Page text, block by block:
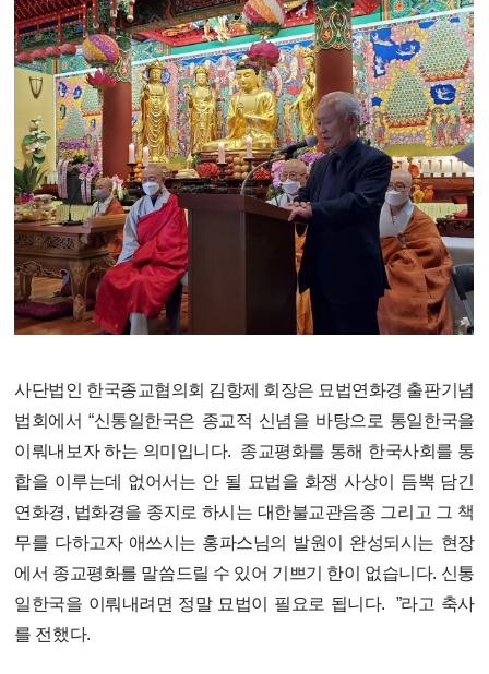
사단법인 한국종교협의회 김항제 회장은 묘법연화경 출판기념
법회에서 “신통일한국은 종교적 신념을 바탕으로 통일한국을
이뤄내보자 하는 의미입니다. 종교평화를 통해 한국사회를 통
합을 이루는데 없어서는 안 될 묘법을 화쟁 사상이 듬뿍 담긴
연화경, 법화경을 종지로 하시는 대한불교관음종 그리고 그 책
무를 다하고자 애쓰시는 홍파스님의 발원이 완성되시는 현장
에서 종교평화를 말씀드릴 수 있어 기쁘기 한이 없습니다. 신통
일한국을 이뤄내려면 정말 묘법이 필요로 됩니다. ”라고 축사
를 전했다.